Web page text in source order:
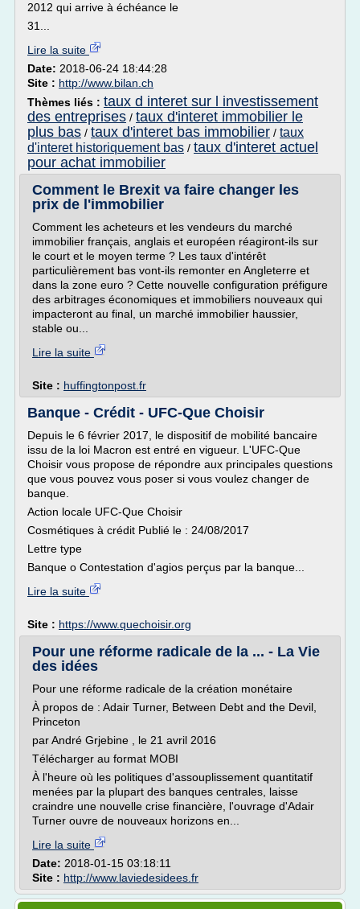
2012 qui arrive à échéance le
31...
Lire la suite
Date: 2018-06-24 18:44:28
Site : http://www.bilan.ch
Thèmes liés : taux d interet sur l investissement
des entreprises / taux d'interet immobilier le
plus bas / taux d'interet bas immobilier / taux
d'interet historiquement bas / taux d'interet actuel
pour achat immobilier
Comment le Brexit va faire changer les
prix de l'immobilier
Comment les acheteurs et les vendeurs du marché
immobilier français, anglais et européen réagiront-ils sur
le court et le moyen terme ? Les taux d'intérêt
particulièrement bas vont-ils remonter en Angleterre et
dans la zone euro ? Cette nouvelle configuration préfigure
des arbitrages économiques et immobiliers nouveaux qui
impacteront au final, un marché immobilier haussier,
stable ou...
Lire la suite
Site : huffingtonpost.fr
Banque - Crédit - UFC-Que Choisir
Depuis le 6 février 2017, le dispositif de mobilité bancaire
issu de la loi Macron est entré en vigueur. L'UFC-Que
Choisir vous propose de répondre aux principales questions
que vous pouvez vous poser si vous voulez changer de
banque.
Action locale UFC-Que Choisir
Cosmétiques à crédit Publié le : 24/08/2017
Lettre type
Banque o Contestation d'agios perçus par la banque...
Lire la suite
Site : https://www.quechoisir.org
Pour une réforme radicale de la ... - La Vie
des idées
Pour une réforme radicale de la création monétaire
À propos de : Adair Turner, Between Debt and the Devil,
Princeton
par André Grjebine , le 21 avril 2016
Télécharger au format MOBI
À l'heure où les politiques d'assouplissement quantitatif
menées par la plupart des banques centrales, laisse
craindre une nouvelle crise financière, l'ouvrage d'Adair
Turner ouvre de nouveaux horizons en...
Lire la suite
Date: 2018-01-15 03:18:11
Site : http://www.laviedesidees.fr